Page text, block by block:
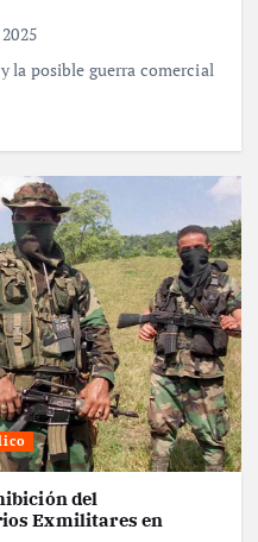
la posible guerra comercial
del
Exmilitares en